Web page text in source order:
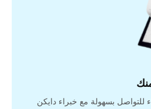
للتواصل بسهولة مع خبراء دايكن